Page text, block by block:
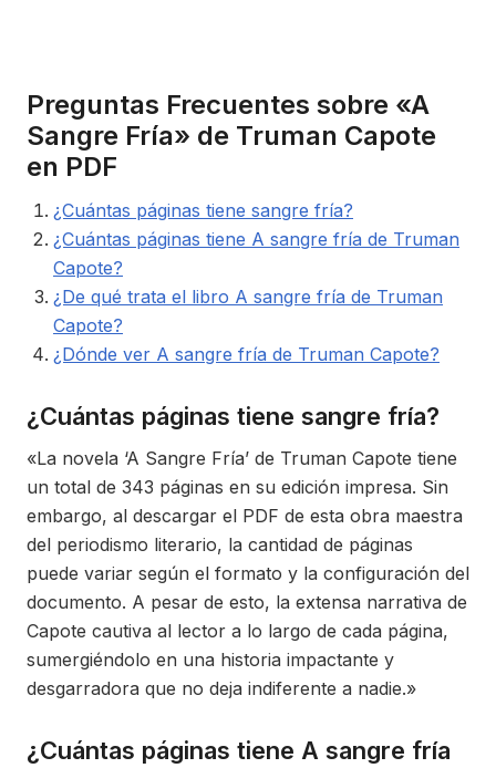
Preguntas Frecuentes sobre «A
Sangre Fría» de Truman Capote
en PDF
¿Cuántas páginas tiene sangre fría?
¿Cuántas páginas tiene A sangre fría de Truman
Capote?
¿De qué trata el libro A sangre fría de Truman
Capote?
¿Dónde ver A sangre fría de Truman Capote?
¿Cuántas páginas tiene sangre fría?
«La novela ‘A Sangre Fría’ de Truman Capote tiene
un total de 343 páginas en su edición impresa. Sin
embargo, al descargar el PDF de esta obra maestra
del periodismo literario, la cantidad de páginas
puede variar según el formato y la configuración del
documento. A pesar de esto, la extensa narrativa de
Capote cautiva al lector a lo largo de cada página,
sumergiéndolo en una historia impactante y
desgarradora que no deja indiferente a nadie.»
¿Cuántas páginas tiene A sangre fría